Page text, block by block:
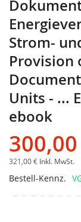
Strom-
Provision
Units - ...
ebook
321,00 € Inkl. MwSt.
Bestell-Kennz.